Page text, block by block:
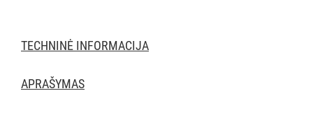
TECHNINĖ INFORMACIJA
APRAŠYMAS